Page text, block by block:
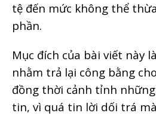
tệ đến mức không thể
phần.
Mục đích của bài viết này
nhằm trả lại công bằng
đồng thời cảnh tỉnh
tin, vì quá tin lời dối trá